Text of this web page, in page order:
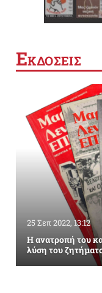
ΕΚΔΟΣΕΙΣ
25 Σεπ 2022, 13:12
Η ανατροπή του
λύση του